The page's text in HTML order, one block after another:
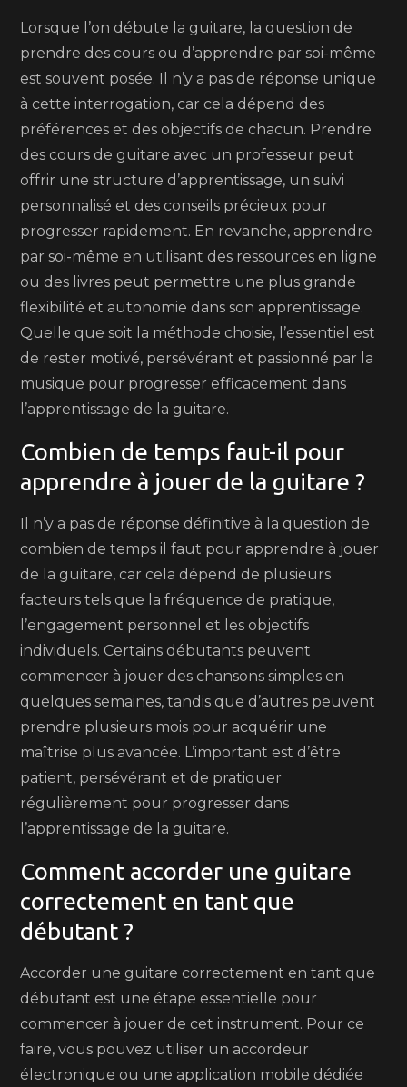
Lorsque l’on débute la guitare, la question de
prendre des cours ou d’apprendre par soi-même
est souvent posée. Il n’y a pas de réponse unique
à cette interrogation, car cela dépend des
préférences et des objectifs de chacun. Prendre
des cours de guitare avec un professeur peut
offrir une structure d’apprentissage, un suivi
personnalisé et des conseils précieux pour
progresser rapidement. En revanche, apprendre
par soi-même en utilisant des ressources en ligne
ou des livres peut permettre une plus grande
flexibilité et autonomie dans son apprentissage.
Quelle que soit la méthode choisie, l’essentiel est
de rester motivé, persévérant et passionné par la
musique pour progresser efficacement dans
l’apprentissage de la guitare.
Combien de temps faut-il pour
apprendre à jouer de la guitare ?
Il n’y a pas de réponse définitive à la question de
combien de temps il faut pour apprendre à jouer
de la guitare, car cela dépend de plusieurs
facteurs tels que la fréquence de pratique,
l’engagement personnel et les objectifs
individuels. Certains débutants peuvent
commencer à jouer des chansons simples en
quelques semaines, tandis que d’autres peuvent
prendre plusieurs mois pour acquérir une
maîtrise plus avancée. L’important est d’être
patient, persévérant et de pratiquer
régulièrement pour progresser dans
l’apprentissage de la guitare.
Comment accorder une guitare
correctement en tant que
débutant ?
Accorder une guitare correctement en tant que
débutant est une étape essentielle pour
commencer à jouer de cet instrument. Pour ce
faire, vous pouvez utiliser un accordeur
électronique ou une application mobile dédiée